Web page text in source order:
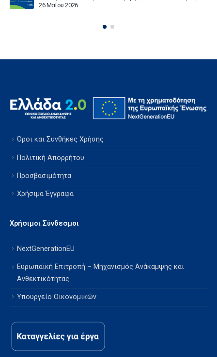
Καταληκτική ημερομηνία για τη συμβασιοποίηση των
Όροι και Συνθήκες Χρήσης
Πολιτική Απορρήτου
Προσβασιμότητα
NextGenerationEU
Ευρωπαϊκή Επιτροπή – Μηχανισμός Ανάκαμψης και
Ανθεκτικότητας